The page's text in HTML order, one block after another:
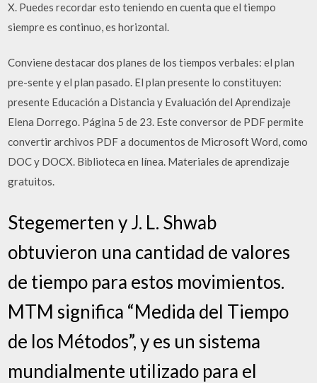
X. Puedes recordar esto teniendo en cuenta que el tiempo
siempre es continuo, es horizontal.
Conviene destacar dos planes de los tiempos verbales: el plan
pre-sente y el plan pasado. El plan presente lo constituyen:
presente Educación a Distancia y Evaluación del Aprendizaje
Elena Dorrego. Página 5 de 23. Este conversor de PDF permite
convertir archivos PDF a documentos de Microsoft Word, como
DOC y DOCX. Biblioteca en línea. Materiales de aprendizaje
gratuitos.
Stegemerten y J. L. Shwab
obtuvieron una cantidad de valores
de tiempo para estos movimientos.
MTM significa “Medida del Tiempo
de los Métodos”, y es un sistema
mundialmente utilizado para el